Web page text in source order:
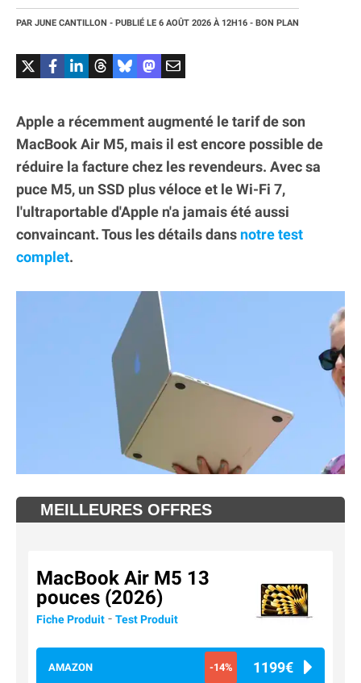
PAR JUNE CANTILLON - PUBLIÉ LE 6 AOÛT 2026 À 12H16 - BON PLAN
Apple a récemment augmenté le tarif de son
MacBook Air M5, mais il est encore possible de
réduire la facture chez les revendeurs. Avec sa
puce M5, un SSD plus véloce et le Wi-Fi 7,
l'ultraportable d'Apple n'a jamais été aussi
convaincant. Tous les détails dans notre test
complet.
MEILLEURES OFFRES
MacBook Air M5 13
pouces (2026)
Fiche Produit - Test Produit
AMAZON -14% 1199€